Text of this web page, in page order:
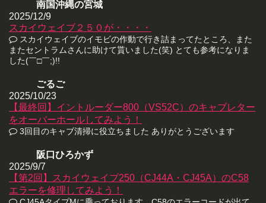
南国沖縄の宮城
2025/12/9
スカイウェイブ２５０が・・・・
スカイウェイブのイモビの作動で行き詰まってたところ、また
またセントラムさんに助けて貰いました(笑) とても参考になりま
した(￣□￣;)!!
ごるご
2025/10/23
【最終回】イントルーダー800（VS52C）のキャブレター
をオーバーホールしてみよう！
3回目のキャブ清掃に役立ちました ありがとうございます
阪口ひろかず
2025/9/7
【第2回】スカイウェイブ250（CJ44A・CJ45A）のC58
エラーを修理してみよう！